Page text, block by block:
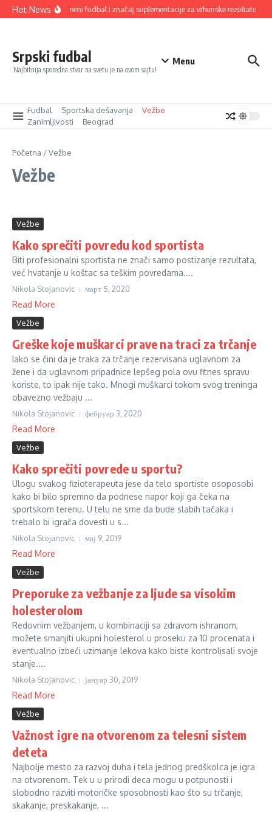
Прескочи на
Hot NewsSavremeni fudbal i značaj suplementacije za vrhunske rezultate
Srpski fudbal
Najbitnija sporedna stvar na svetu je na ovom sajtu!
Menu
Fudbal Sportska dešavanja
Vežbe
Zanimljivosti
Beograd
Početna /Vežbe
Vežbe
Vežbe
Kako sprečiti povredu kod sportista
Biti profesionalni sportista ne znači samo postizanje rezultata,
već hvatanje u koštac sa teškim povredama....
Nikola Stojanovic март 5, 2020
Read More
Vežbe
Greške koje muškarci prave na traci za trčanje
Iako se čini da je traka za trčanje rezervisana uglavnom za
žene i da uglavnom pripadnice lepšeg pola ovu fitnes spravu
koriste, to ipak nije tako. Mnogi muškarci tokom svog treninga
obavezno vežbaju ...
Nikola Stojanovic фебруар 3, 2020
Read More
Vežbe
Kako sprečiti povrede u sportu?
Ulogu svakog fizioterapeuta jese da telo sportiste osoposobi
kako bi bilo spremno da podnese napor koji ga čeka na
sportskom terenu. U telu ne sme da bude slabih tačaka i
trebalo bi igrača dovesti u s...
Nikola Stojanovic мај 9, 2019
Read More
Vežbe
Preporuke za vežbanje za ljude sa visokim
holesterolom
Redovnim vežbanjem, u kombinaciji sa zdravom ishranom,
možete smanjiti ukupni holesterol u proseku za 10 procenata i
eventualno izbeći uzimanje lekova kako biste kontrolisali svoje
stanje....
Nikola Stojanovic јануар 30, 2019
Read More
Vežbe
Važnost igre na otvorenom za telesni sistem
deteta
Najbolje mesto za razvoj duha i tela jednog predškolca je igra
na otvorenom. Tek u u prirodi deca mogu u potpunosti i
slobodno razviti motoričke sposobnosti kao što su trčanje,
skakanje, preskakanje, ...